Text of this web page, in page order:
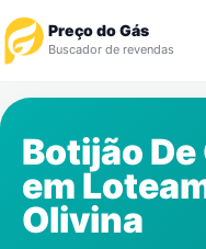
Preço do Gás
Buscador de revendas
Revendedor
Notícias
Botijão
em
Olivina